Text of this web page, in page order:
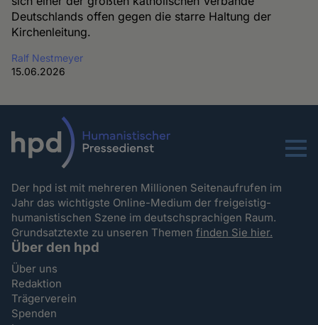
Deutschlands offen gegen die starre Haltung der
Kirchenleitung.
Ralf Nestmeyer
15.06.2026
Menu
Der hpd ist mit mehreren Millionen Seitenaufrufen im
Jahr das wichtigste Online-Medium der freigeistig-
humanistischen Szene im deutschsprachigen Raum.
Grundsatztexte zu unseren Themenfinden Sie hier.
Über den hpd
Über uns
Redaktion
Trägerverein
Spenden